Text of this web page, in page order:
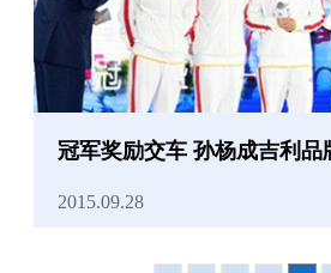
冠军奖励交车 孙杨成吉利品
2015.09.28